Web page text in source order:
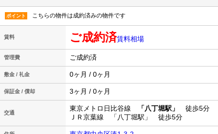
ポイント こちらの物件は成約済みの物件です
賃料 ご成約済賃料相場
管理費 ご成約済
敷金 / 礼金 0ヶ月 / 0ヶ月
保証金 / 償却 3ヶ月 / 0ヶ月
交通
東京メトロ日比谷線 「八丁堀駅」
徒歩5分
ＪＲ京葉線 「八丁堀駅」 徒歩5分